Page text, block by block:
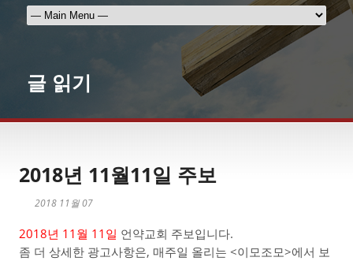
글 읽기
2018년 11월11일 주보
2018 11월 07
2018년 11월 11일 언약교회 주보입니다.
좀 더 상세한 광고사항은, 매주일 올리는 <이모조모>에서 보